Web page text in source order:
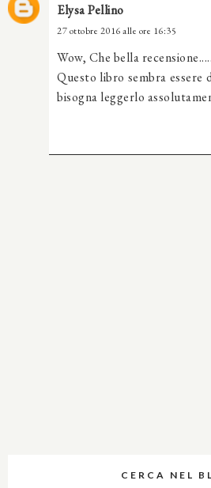
Elysa Pellino
27 ottobre 2016 alle ore 16:35
Wow, Che bella recensione.....
Questo libro sembra essere
bisogna leggerlo
CERCA NEL